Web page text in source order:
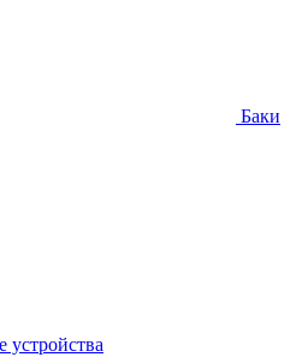
Баки
устройства